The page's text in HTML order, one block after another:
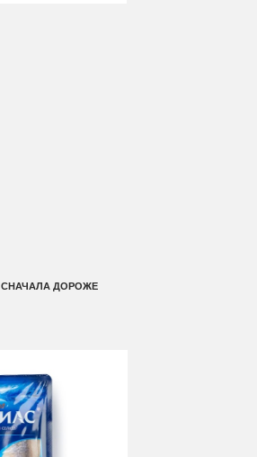
СНАЧАЛА ДОРОЖЕ